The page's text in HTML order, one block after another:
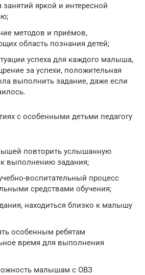
занятий яркой и интересной
методов и приёмов,
область познания детей;
успеха для каждого малыша,
за успехи, положительная
выполнить задание, даже если
с особенными детьми педагогу
повторить услышанную
выполнению задания;
воспитательный процесс
средствами обучения;
находиться близко к малышу
особенным ребятам
время для выполнения
малышам с ОВЗ